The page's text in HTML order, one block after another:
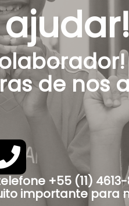
de nos
+55 (11) 4613-
importante para